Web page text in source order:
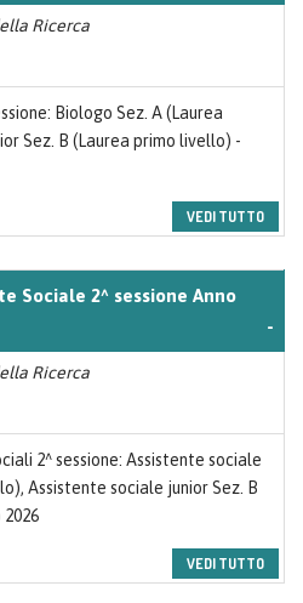
Ricerca
Biologo Sez. A (Laurea
Sez. B (Laurea primo livello) -
VEDI TUTTO
Sociale 2^ sessione Anno
-
Ricerca
2^ sessione: Assistente sociale
Assistente sociale junior Sez. B
VEDI TUTTO